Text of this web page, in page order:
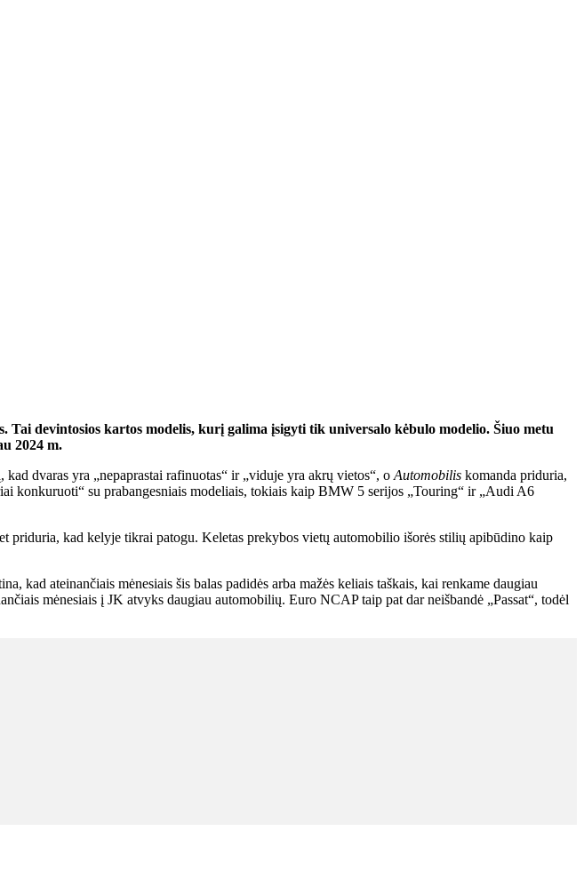
devintosios kartos modelis, kurį galima įsigyti tik universalo kėbulo modelio. Šiuo metu
2024 m.
kad dvaras yra „nepaprastai rafinuotas“ ir „viduje yra akrų vietos“, o Automobilis komanda priduria,
konkuruoti“ su prabangesniais modeliais, tokiais kaip BMW 5 serijos „Touring“ ir „Audi A6
priduria, kad kelyje tikrai patogu. Keletas prekybos vietų automobilio išorės stilių apibūdino kaip
kad ateinančiais mėnesiais šis balas padidės arba mažės keliais taškais, kai renkame daugiau
mėnesiais į JK atvyks daugiau automobilių. Euro NCAP taip pat dar neišbandė „Passat“, todėl